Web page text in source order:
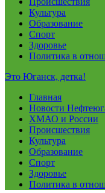
Культура
Образование
Спорт
Здоровье
Политика в
Это Юганск, детка!
Главная
Новости
ХМАО и России
Происшествия
Культура
Образование
Спорт
Здоровье
Политика в